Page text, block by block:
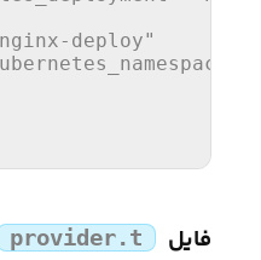
deploy"
فایل provider.t